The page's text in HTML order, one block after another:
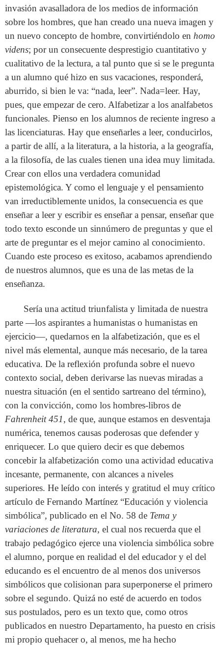
invasión avasalladora de los medios de información
sobre los hombres, que han creado una nueva imagen y
un nuevo concepto de hombre, convirtiéndolo en homo
videns; por un consecuente desprestigio cuantitativo y
cualitativo de la lectura, a tal punto que si se le pregunta
a un alumno qué hizo en sus vacaciones, responderá,
aburrido, si bien le va: “nada, leer”. Nada=leer. Hay,
pues, que empezar de cero. Alfabetizar a los analfabetos
funcionales. Pienso en los alumnos de reciente ingreso a
las licenciaturas. Hay que enseñarles a leer, conducirlos,
a partir de allí, a la literatura, a la historia, a la geografía,
a la filosofía, de las cuales tienen una idea muy limitada.
Crear con ellos una verdadera comunidad
epistemológica. Y como el lenguaje y el pensamiento
van irreductiblemente unidos, la consecuencia es que
enseñar a leer y escribir es enseñar a pensar, enseñar que
todo texto esconde un sinnúmero de preguntas y que el
arte de preguntar es el mejor camino al conocimiento.
Cuando este proceso es exitoso, acabamos aprendiendo
de nuestros alumnos, que es una de las metas de la
enseñanza.
Sería una actitud triunfalista y limitada de nuestra
parte —los aspirantes a humanistas o humanistas en
ejercicio—, quedarnos en la alfabetización, que es el
nivel más elemental, aunque más necesario, de la tarea
educativa. De la reflexión profunda sobre el nuevo
contexto social, deben derivarse las nuevas miradas a
nuestra situación (en el sentido sartreano del término),
con la convicción, como los hombres-libros de
Fahrenheit 451, de que, aunque estamos en desventaja
numérica, tenemos causas poderosas que defender y
enriquecer. Lo que quiero decir es que debemos
concebir la alfabetización como una actividad educativa
incesante, permanente, con alcances a niveles
superiores. He leído con interés y gratitud el muy crítico
artículo de Fernando Martínez “Educación y violencia
simbólica”, publicado en el No. 58 de Tema y
variaciones de literatura, el cual nos recuerda que el
trabajo pedagógico ejerce una violencia simbólica sobre
el alumno, porque en realidad el del educador y el del
educando es el encuentro de al menos dos universos
simbólicos que colisionan para superponerse el primero
sobre el segundo. Quizá no esté de acuerdo en todos
sus postulados, pero es un texto que, como otros
publicados en nuestro Departamento, ha puesto en crisis
mi propio quehacer o, al menos, me ha hecho